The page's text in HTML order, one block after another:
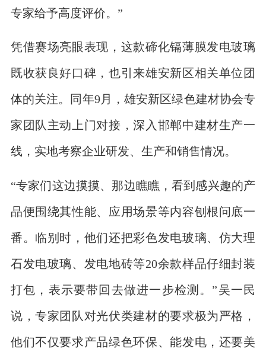
专家给予高度评价。”
凭借赛场亮眼表现，这款碲化镉薄膜发电玻璃
既收获良好口碑，也引来雄安新区相关单位团
体的关注。同年9月，雄安新区绿色建材协会专
家团队主动上门对接，深入邯郸中建材生产一
线，实地考察企业研发、生产和销售情况。
“专家们这边摸摸、那边瞧瞧，看到感兴趣的产
品便围绕其性能、应用场景等内容刨根问底一
番。临别时，他们还把彩色发电玻璃、仿大理
石发电玻璃、发电地砖等20余款样品仔细封装
打包，表示要带回去做进一步检测。”吴一民
说，专家团队对光伏类建材的要求极为严格，
他们不仅要求产品绿色环保、能发电，还要美